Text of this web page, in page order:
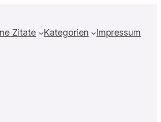
Zitate Kategorien Impressum